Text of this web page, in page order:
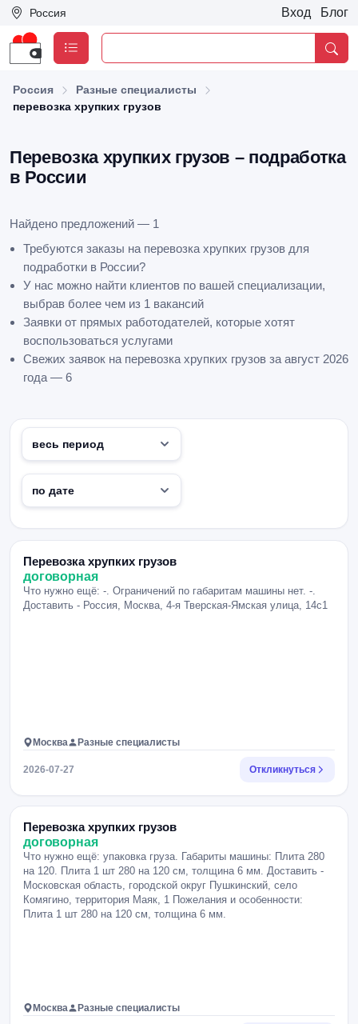
Россия Вход Блог
Россия
Разные специалисты
перевозка хрупких грузов
Перевозка хрупких грузов – подработка
в России
Найдено предложений — 1
Требуются заказы на перевозка хрупких грузов для
подработки в России?
У нас можно найти клиентов по вашей специализации,
выбрав более чем из 1 вакансий
Заявки от прямых работодателей, которые хотят
воспользоваться услугами
Свежих заявок на перевозка хрупких грузов за август 2026
года — 6
Перевозка хрупких грузов
договорная
Что нужно ещё: -. Ограничений по габаритам машины нет. -.
Доставить - Россия, Москва, 4-я Тверская-Ямская улица, 14с1
Москва Разные специалисты
2026-07-27 Откликнуться
Перевозка хрупких грузов
договорная
Что нужно ещё: упаковка груза. Габариты машины: Плита 280
на 120. Плита 1 шт 280 на 120 см, толщина 6 мм. Доставить -
Московская область, городской округ Пушкинский, село
Комягино, территория Маяк, 1 Пожелания и особенности:
Плита 1 шт 280 на 120 см, толщина 6 мм.
Москва Разные специалисты